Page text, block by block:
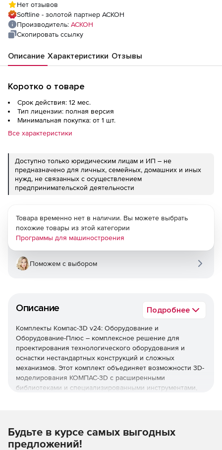
Нет отзывов
Softline - золотой партнер АСКОН
Производитель: АСКОН
Скопировать ссылку
Описание Характеристики Отзывы
Коротко о товаре
Срок действия: 12 мес.
Тип лицензии: полная версия
Минимальная покупка: от 1 шт.
Все характеристики
Доступно только юридическим лицам и ИП – не
предназначено для личных, семейных, домашних и иных
нужд, не связанных с осуществлением
предпринимательской деятельности
Описание Подробнее
Комплекты Компас-3D v24: Оборудование и
Оборудование-Плюс – комплексное решение для
проектирования технологического оборудования и
оснастки нестандартных конструкций и сложных
механизмов. Этот комплект объединяет возможности 3D-
моделирования КОМПАС-3D с расширенными
библиотеками и специализированными инструментами,
Используйте Комплект: Компас-3D v24: Оборудование
и Оборудование-Плюс для создания современного и
Товара временно нет в наличии. Вы можете выбрать
похожие товары из этой категории
Программы для машиностроения
Поможем с выбором
Будьте в курсе самых выгодных
предложений!